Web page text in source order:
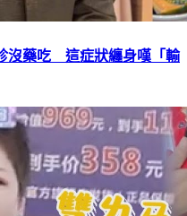
沒藥吃 這症狀纏身嘆「輸